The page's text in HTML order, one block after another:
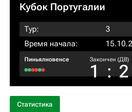
Кубок Португалии
Тур:
3
Время начала:
Пиньялновенсе Закончен (ДВ)
1 : 2
Статистика